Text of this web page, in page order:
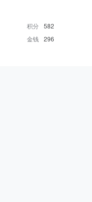
积分 582
金钱 296